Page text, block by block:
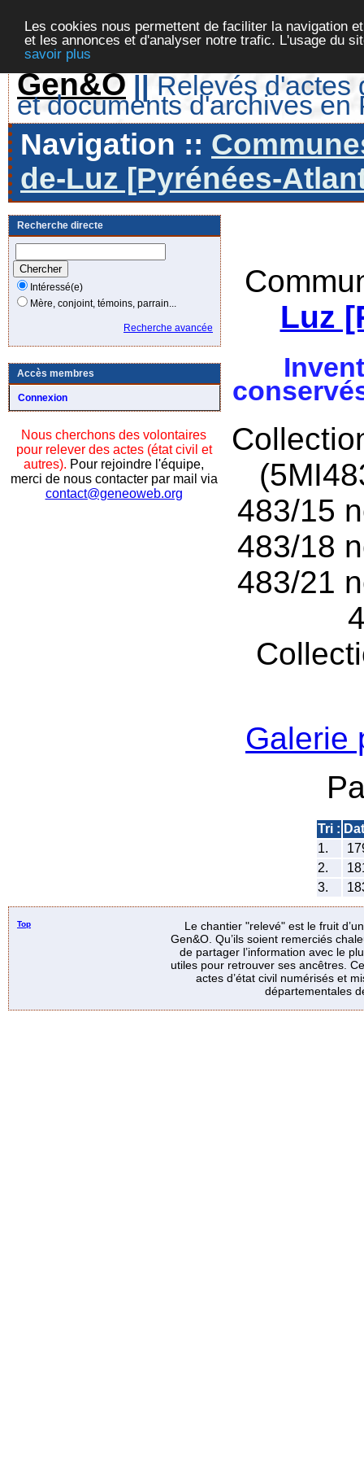
Les cookies nous permettent de faciliter la navigation
et les annonces et d'analyser notre trafic. L'usage du
savoir plus
Gen&O || Relevés d'actes
et documents d'archives en
Navigation ::
de-Luz [Pyrénées-
Recherche directe
Intéressé(e)
Mère, conjoint, témoins, parrain...
Recherche avancée
Accès membres
Connexion
Nous cherchons des volontaires
pour relever des actes (état civil et
autres). Pour rejoindre l'équipe,
merci de nous contacter par mail via
contact@geneoweb.org
Luz
483/15
483/18
483/21
Galerie
Tri :
1.
2.
3.
Top
Le chantier "relevé" est le fruit
Gen&O. Qu’ils soient remerciés
de partager l’information avec le
utiles pour retrouver ses ancêtres.
actes d’état civil numérisés et
départementales